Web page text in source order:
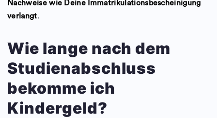
Nachweise wie Deine Immatrikulationsbescheinigung
verlangt.
Wie lange nach dem
Studienabschluss
bekomme ich
Kindergeld?